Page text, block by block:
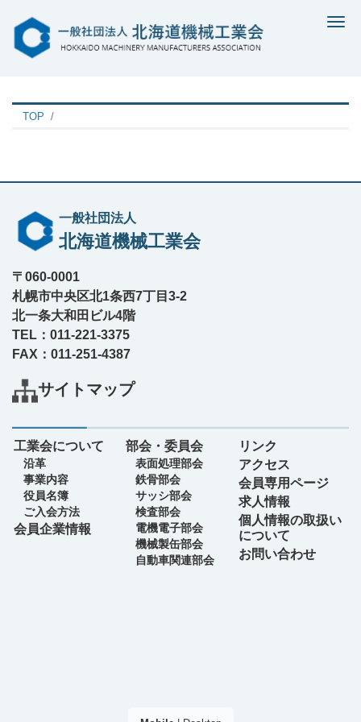
TOP
一般社団法人
北海道機械工業会
〒060-0001
札幌市中央区北1条西7丁目3-2
北一条大和田ビル4階
TEL：011-221-3375
FAX：011-251-4387
サイトマップ
工業会について
沿革
事業内容
役員名簿
ご入会方法
会員企業情報
部会・委員会
表面処理部会
鉄骨部会
サッシ部会
検査部会
電機電子部会
機械製缶部会
自動車関連部会
リンク
アクセス
会員専用ページ
求人情報
個人情報の取扱い
について
お問い合わせ